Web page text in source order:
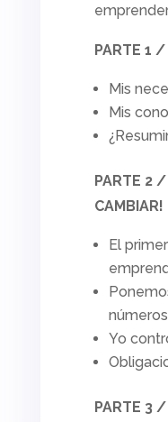
PARTE 1 /
Mis
Mis
PARTE 2 /
CAMBIAR!
El
números
Yo
PARTE 3 /